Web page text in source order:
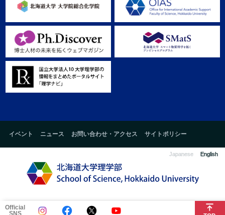
イベント ニュース お問い合わせ・アクセス サイトポリシー
Japanese English
Official
SNS